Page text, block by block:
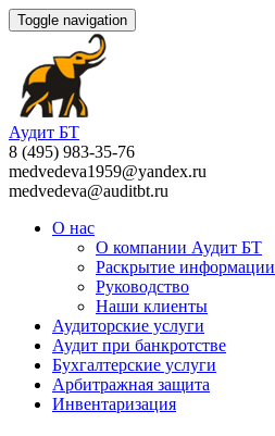
Toggle navigation
Аудит БТ
8 (495) 983-35-76
medvedeva1959@yandex.ru
medvedeva@auditbt.ru
О нас
О компании Аудит БТ
Раскрытие информации
Руководство
Наши клиенты
Аудиторские услуги
Аудит при банкротстве
Бухгалтерские услуги
Арбитражная защита
Инвентаризация